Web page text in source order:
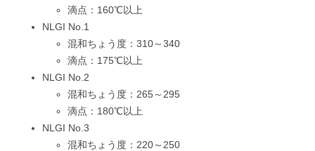
滴点：160℃以上
NLGI No.1
混和ちょう度：310～340
滴点：175℃以上
NLGI No.2
混和ちょう度：265～295
滴点：180℃以上
NLGI No.3
混和ちょう度：220～250